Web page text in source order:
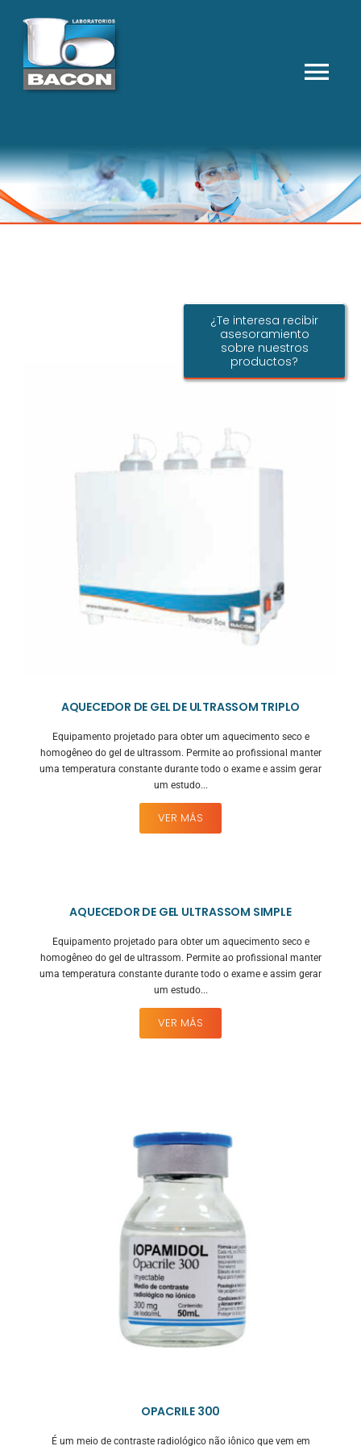
content
PRODUTOS
CONTATO
CALCULADORA
¿Te interesa recibir
asesoramiento
sobre nuestros
productos?
AQUECEDOR DE GEL DE ULTRASSOM TRIPLO
Equipamento projetado para obter um aquecimento seco e
homogêneo do gel de ultrassom. Permite ao profissional manter
uma temperatura constante durante todo o exame e assim gerar
um estudo...
VER MÁS
AQUECEDOR DE GEL ULTRASSOM SIMPLE
Equipamento projetado para obter um aquecimento seco e
homogêneo do gel de ultrassom. Permite ao profissional manter
uma temperatura constante durante todo o exame e assim gerar
um estudo...
VER MÁS
OPACRILE 300
É um meio de contraste radiológico não iônico que vem em